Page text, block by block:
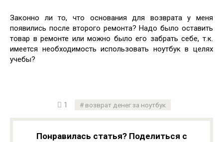
Законно ли то, что основания для возврата у меня
появились после второго ремонта? Надо было оставить
товар в ремонте или можно было его забрать себе, т.к.
имеется необходимость использовать ноутбук в целях
учебы?
1 возврат денег за ноутбук
Понравилась статья? Поделиться с